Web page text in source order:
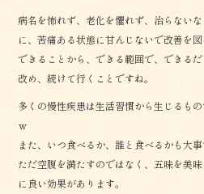
病名を怖れず、老化を懼れず、治らない
に、苦痛ある状態に甘んじないで改善を図
できることから、できる範囲で、できる
改め、続けて行くことですね。
多くの慢性疾患は生活習慣から生じるも
ｗ
また、いつ食べるか、誰と食べるかも大
ただ空腹を満たすのではなく、五味を美
に良い効果があります。